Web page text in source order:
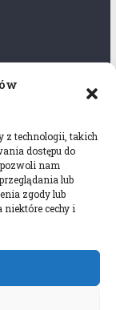
z technologii, takich
dostępu do
nam
lub
zgody lub
cechy i